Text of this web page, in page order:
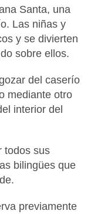
Santa, una
Las niñas y
y se divierten
sobre ellos.
del caserío
mediante otro
interior del
todos sus
bilingües que
previamente